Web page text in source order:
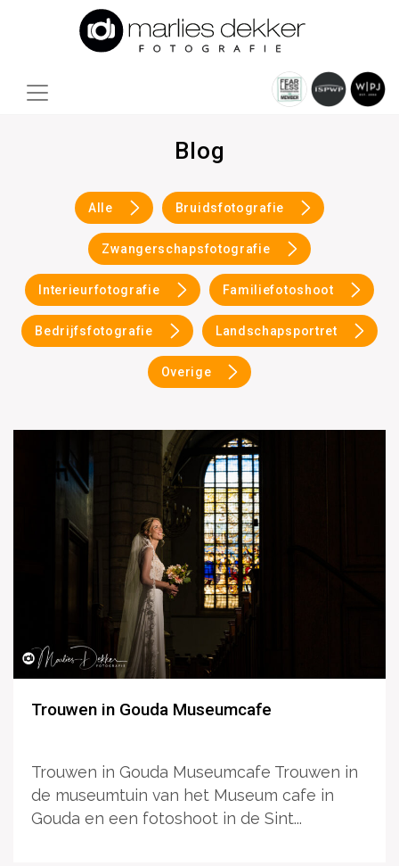
Blog
Alle Bruidsfotografie
Zwangerschapsfotografie
Interieurfotografie Familiefotoshoot
Bedrijfsfotografie Landschapsportret
Overige
Trouwen in Gouda Museumcafe
Trouwen in Gouda Museumcafe Trouwen in
de museumtuin van het Museum cafe in
Gouda en een fotoshoot in de Sint...